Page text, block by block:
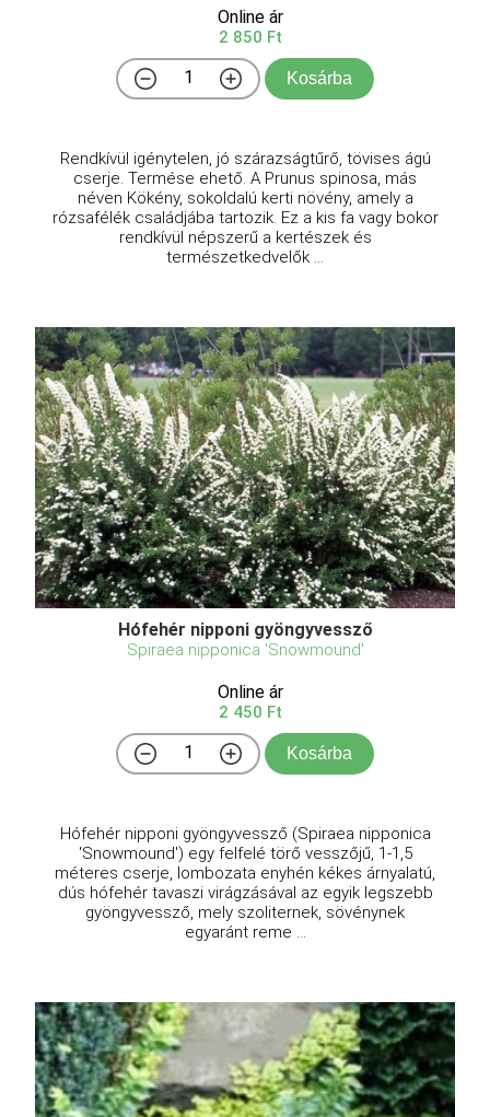
Online ár
2 850 Ft
Kosárba
Rendkívül igénytelen, jó szárazságtűrő, tövises ágú
cserje. Termése ehető. A Prunus spinosa, más
néven Kökény, sokoldalú kerti növény, amely a
rózsafélék családjába tartozik. Ez a kis fa vagy bokor
rendkívül népszerű a kertészek és
természetkedvelők ...
Hófehér nipponi gyöngyvessző
Spiraea nipponica 'Snowmound'
Online ár
2 450 Ft
Kosárba
Hófehér nipponi gyöngyvessző (Spiraea nipponica
'Snowmound') egy felfelé törő vesszőjű, 1-1,5
méteres cserje, lombozata enyhén kékes árnyalatú,
dús hófehér tavaszi virágzásával az egyik legszebb
gyöngyvessző, mely szoliternek, sövénynek
egyaránt reme ...